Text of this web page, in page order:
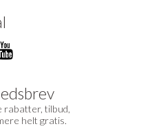
rabatter, tilbud,
helt gratis.